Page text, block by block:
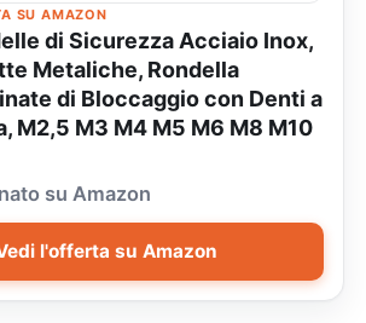
SU AMAZON
di Sicurezza Acciaio Inox,
Metaliche, Rondella
di Bloccaggio con Denti a
M2,5 M3 M4 M5 M6 M8 M10
su Amazon
l'offerta su Amazon